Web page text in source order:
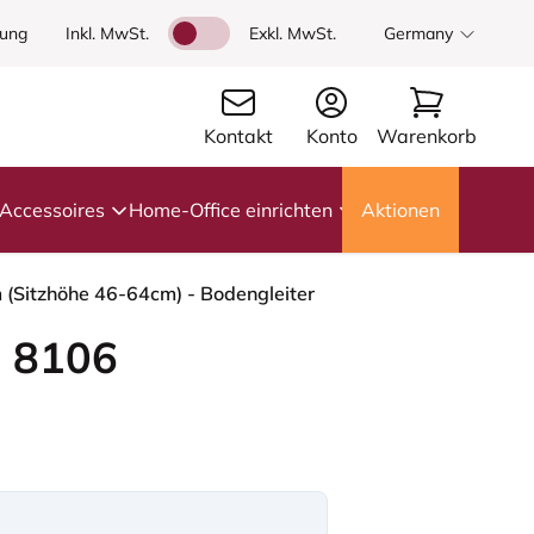
Inkl. MwSt. Exkl. MwSt. Germany
Kontakt Konto Warenkorb
Accessoires Home-Office einrichten Aktionen
46-64cm) - Bodengleiter
8106